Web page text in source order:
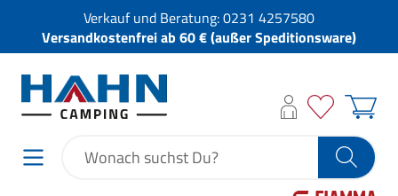
Verkauf und Beratung:0231 4257580
Versandkostenfrei ab 60 € (außer Speditionsware)